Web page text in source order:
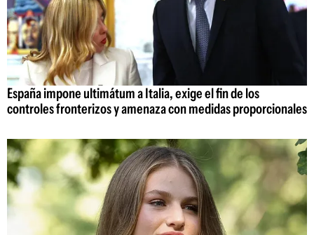
España impone ultimátum a Italia, exige el fin de los
controles fronterizos y amenaza con medidas proporcionales